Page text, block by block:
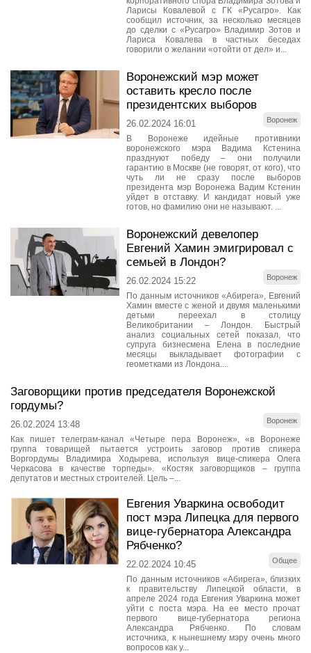
Ларисы Ковалевой с ГК «Русагро». Как
сообщил источник, за несколько месяцев
до сделки с «Русагро» Владимир Зотов и
Лариса Ковалева в частных беседах
говорили о желании «отойти от дел» и...
Воронежский мэр может
оставить кресло после
президентских выборов
Воронеж
26.02.2024 16:01
В Воронеже идейные противники
воронежского мэра Вадима Кстенина
празднуют победу – они получили
гарантию в Москве (не говорят, от кого), что
чуть ли не сразу после выборов
президента мэр Воронежа Вадим Кстенин
уйдет в отставку. И кандидат новый уже
готов, но фамилию они не называют. ...
Воронежский девелопер
Евгений Хамин эмигрировал с
семьей в Лондон?
Воронеж
26.02.2024 15:22
По данным источников «Абирега», Евгений
Хамин вместе с женой и двумя маленькими
детьми переехал в столицу
Великобритании – Лондон. Быстрый
анализ социальных сетей показал, что
супруга бизнесмена Елена в последние
месяцы выкладывает фотографии с
геометками из Лондона....
Заговорщики против председателя Воронежской
гордумы?
Воронеж
26.02.2024 13:48
Как пишет телеграм-канал «Четыре пера Воронеж», «в Воронеже
группа товарищей пытается устроить заговор против спикера
Воргордумы Владимира Ходырева, используя вице-спикера Олега
Черкасова в качестве торпеды». «Костяк заговорщиков – группа
депутатов и местных строителей. Цель –...
Евгения Уваркина освободит
пост мэра Липецка для первого
вице-губернатора Александра
Рябченко?
Общее
22.02.2024 10:45
По данным источников «Абирега», близких
к правительству Липецкой области, в
апреле 2024 года Евгения Уваркина может
уйти с поста мэра. На ее место прочат
первого вице-губернатора региона
Александра Рябченко. По словам
источника, к нынешнему мэру очень много
вопросов как у...